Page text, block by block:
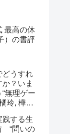
最高の休
）の書評
どうすれ
？いま
無理ゲー
玲, 樺山
践する生
“問いの